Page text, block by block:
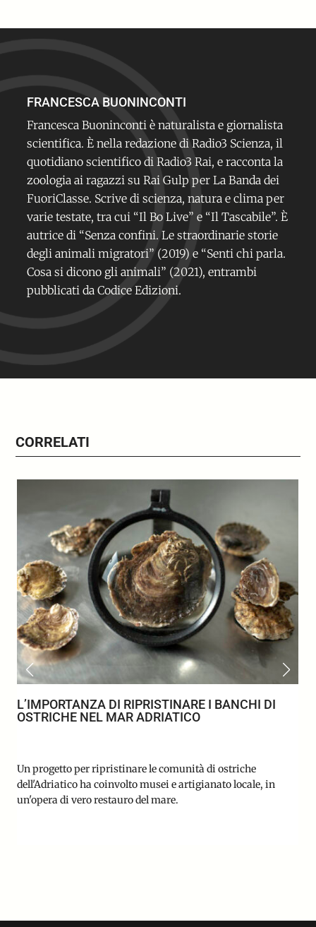
FRANCESCA BUONINCONTI
Francesca Buoninconti è naturalista e giornalista
scientifica. È nella redazione di Radio3 Scienza, il
quotidiano scientifico di Radio3 Rai, e racconta la
zoologia ai ragazzi su Rai Gulp per La Banda dei
FuoriClasse. Scrive di scienza, natura e clima per
varie testate, tra cui “Il Bo Live” e “Il Tascabile”. È
autrice di “Senza confini. Le straordinarie storie
degli animali migratori” (2019) e “Senti chi parla.
Cosa si dicono gli animali” (2021), entrambi
pubblicati da Codice Edizioni.
CORRELATI
L’IMPORTANZA DI RIPRISTINARE I BANCHI DI
OSTRICHE NEL MAR ADRIATICO
Un progetto per ripristinare le comunità di ostriche
dell'Adriatico ha coinvolto musei e artigianato locale, in
un'opera di vero restauro del mare.